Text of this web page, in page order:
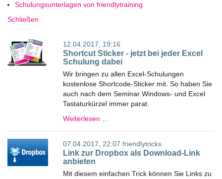
Schulungsunterlagen von friendlytraining
Schließen
12.04.2017, 19:16
Shortcut Sticker - jetzt bei jeder Excel
Schulung dabei
Wir bringen zu allen Excel-Schulungen
kostenlose Shortcode-Sticker mit. So haben Sie
auch nach dem Seminar Windows- und Excel
Tastaturkürzel immer parat.
Weiterlesen …
07.04.2017, 22:07 friendlytricks
Link zur Dropbox als Download-Link
anbieten
Mit diesem einfachen Trick können Sie Links zu